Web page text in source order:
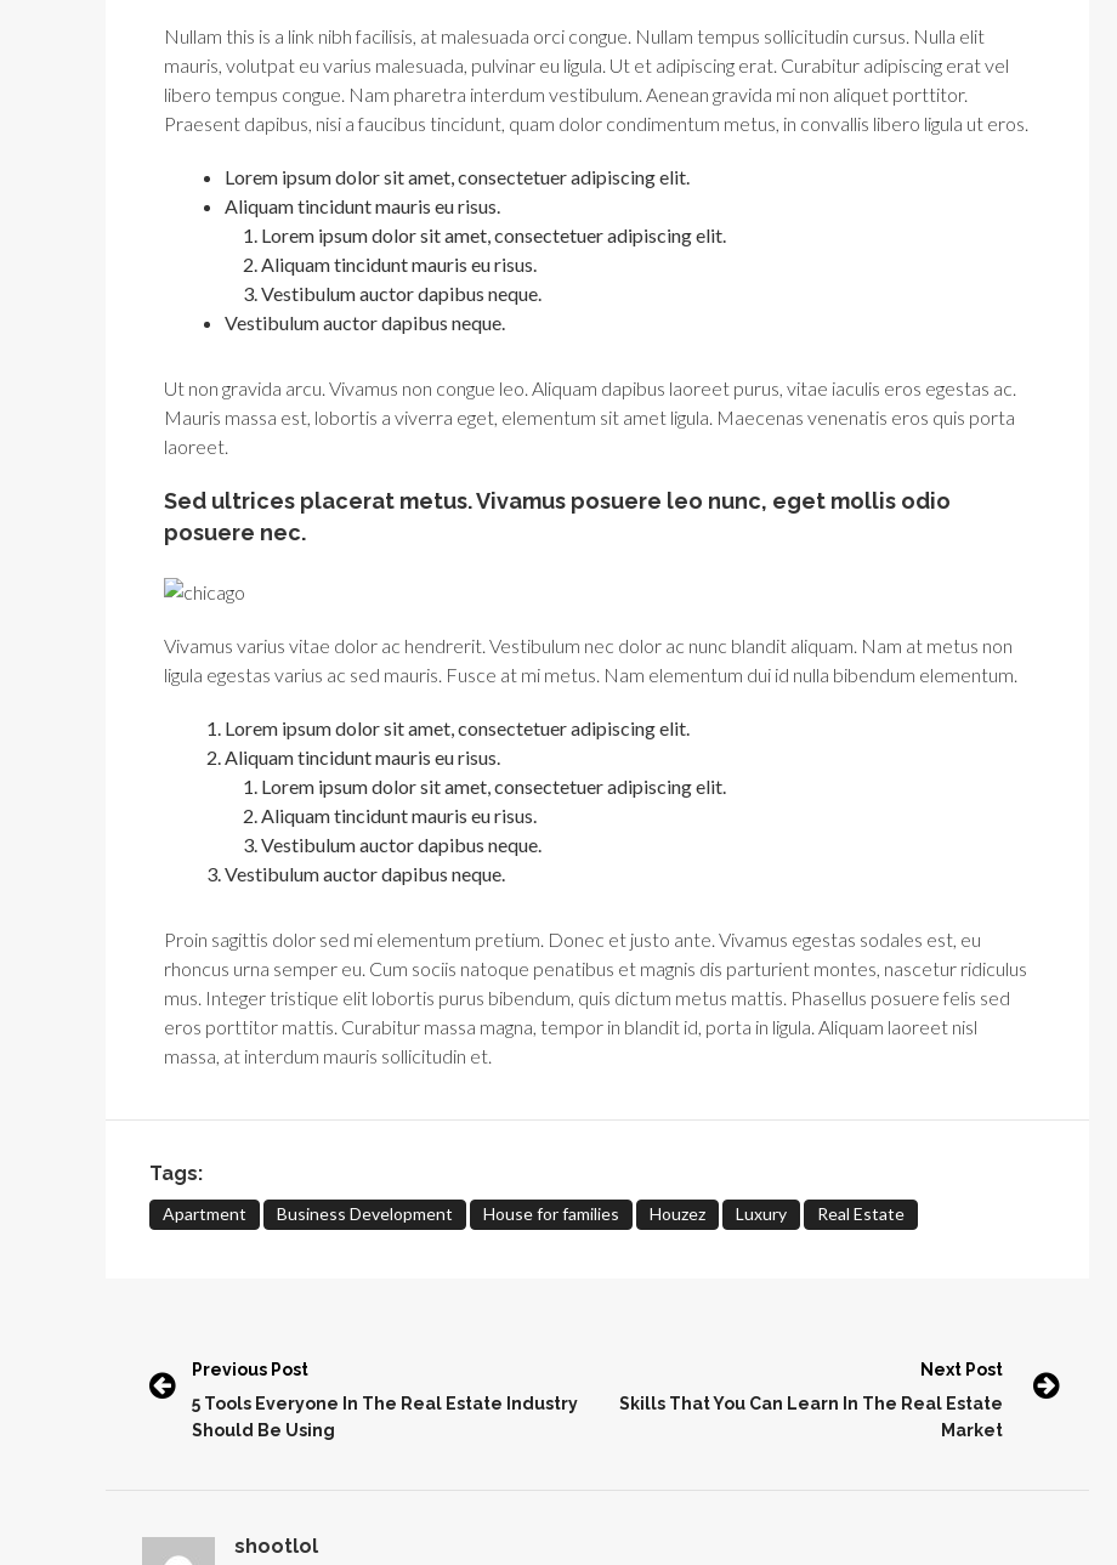
Nullam this is a link nibh facilisis, at malesuada orci congue. Nullam tempus sollicitudin cursus. Nulla elit
mauris, volutpat eu varius malesuada, pulvinar eu ligula. Ut et adipiscing erat. Curabitur adipiscing erat vel
libero tempus congue. Nam pharetra interdum vestibulum. Aenean gravida mi non aliquet porttitor.
Praesent dapibus, nisi a faucibus tincidunt, quam dolor condimentum metus, in convallis libero ligula ut eros.
Lorem ipsum dolor sit amet, consectetuer adipiscing elit.
Aliquam tincidunt mauris eu risus.
Lorem ipsum dolor sit amet, consectetuer adipiscing elit.
Aliquam tincidunt mauris eu risus.
Vestibulum auctor dapibus neque.
Vestibulum auctor dapibus neque.
Ut non gravida arcu. Vivamus non congue leo. Aliquam dapibus laoreet purus, vitae iaculis eros egestas ac.
Mauris massa est, lobortis a viverra eget, elementum sit amet ligula. Maecenas venenatis eros quis porta
laoreet.
Sed ultrices placerat metus. Vivamus posuere leo nunc, eget mollis odio
posuere nec.
Vivamus varius vitae dolor ac hendrerit. Vestibulum nec dolor ac nunc blandit aliquam. Nam at metus non
ligula egestas varius ac sed mauris. Fusce at mi metus. Nam elementum dui id nulla bibendum elementum.
Lorem ipsum dolor sit amet, consectetuer adipiscing elit.
Aliquam tincidunt mauris eu risus.
Lorem ipsum dolor sit amet, consectetuer adipiscing elit.
Aliquam tincidunt mauris eu risus.
Vestibulum auctor dapibus neque.
Vestibulum auctor dapibus neque.
Proin sagittis dolor sed mi elementum pretium. Donec et justo ante. Vivamus egestas sodales est, eu
rhoncus urna semper eu. Cum sociis natoque penatibus et magnis dis parturient montes, nascetur ridiculus
mus. Integer tristique elit lobortis purus bibendum, quis dictum metus mattis. Phasellus posuere felis sed
eros porttitor mattis. Curabitur massa magna, tempor in blandit id, porta in ligula. Aliquam laoreet nisl
massa, at interdum mauris sollicitudin et.
Tags:
Apartment Business Development House for families Houzez Luxury Real Estate
Previous Post
5 Tools Everyone In The Real Estate Industry
Should Be Using
Next Post
Skills That You Can Learn In The Real Estate
Market
shootlol